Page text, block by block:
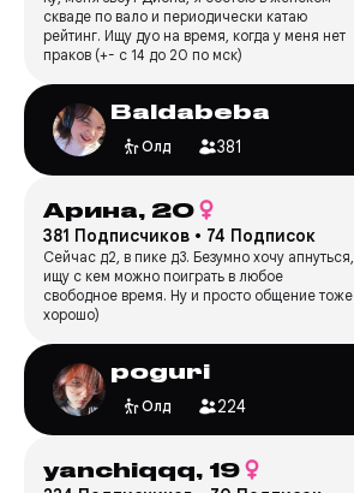
скваде по вало и периодически катаю
рейтинг. Ищу дуо на время, когда у меня нет
праков (+- с 14 до 20 по мск)
Baldabeba
Олд 381
Арина, 20
381 Подписчиков • 74 Подписок
Сейчас д2, в пике д3. Безумно хочу апнуться,
ищу с кем можно поиграть в любое
свободное время. Ну и просто общение тоже
хорошо)
poguri
Олд 224
yanchiqqq, 19